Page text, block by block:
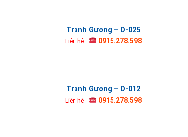
Tranh Gương – D-025
Liên hệ 0915.278.598
Tranh Gương – D-012
Liên hệ 0915.278.598